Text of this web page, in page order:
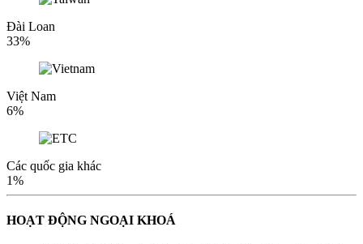
Đài Loan
33%
Việt Nam
6%
Các quốc gia khác
1%
HOẠT ĐỘNG NGOẠI KHOÁ